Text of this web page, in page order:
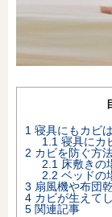
1 寝具にもカビ
1.1 寝具にカ
2 カビを防ぐ方
2.1 床敷きの
2.2 ベッドの
3 扇風機や布団
4 カビが生えて
5 関連記事